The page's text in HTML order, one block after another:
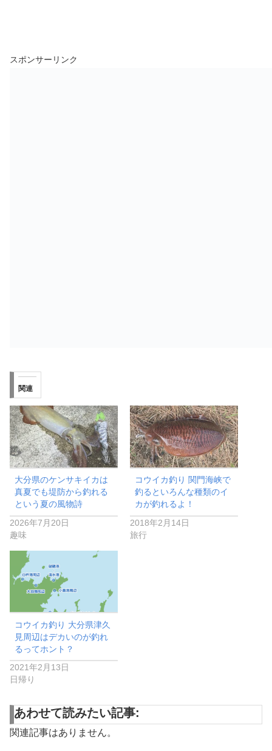
スポンサーリンク
関連
大分県のケンサキイカは
真夏でも堤防から釣れる
という夏の風物詩
2026年7月20日
趣味
コウイカ釣り 関門海峡で
釣るといろんな種類のイ
カが釣れるよ！
2018年2月14日
旅行
コウイカ釣り 大分県津久
見周辺はデカいのが釣れ
るってホント？
2021年2月13日
日帰り
あわせて読みたい記事:
関連記事はありません。